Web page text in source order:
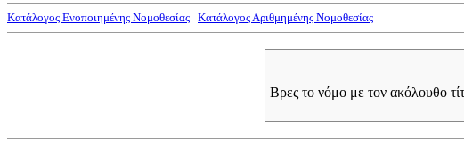
Κατάλογος Ενοποιημένης Νομοθεσίας Κατάλογος Αριθμημένης Νομοθεσίας
Βρες το νόμο με τον ακόλουθο